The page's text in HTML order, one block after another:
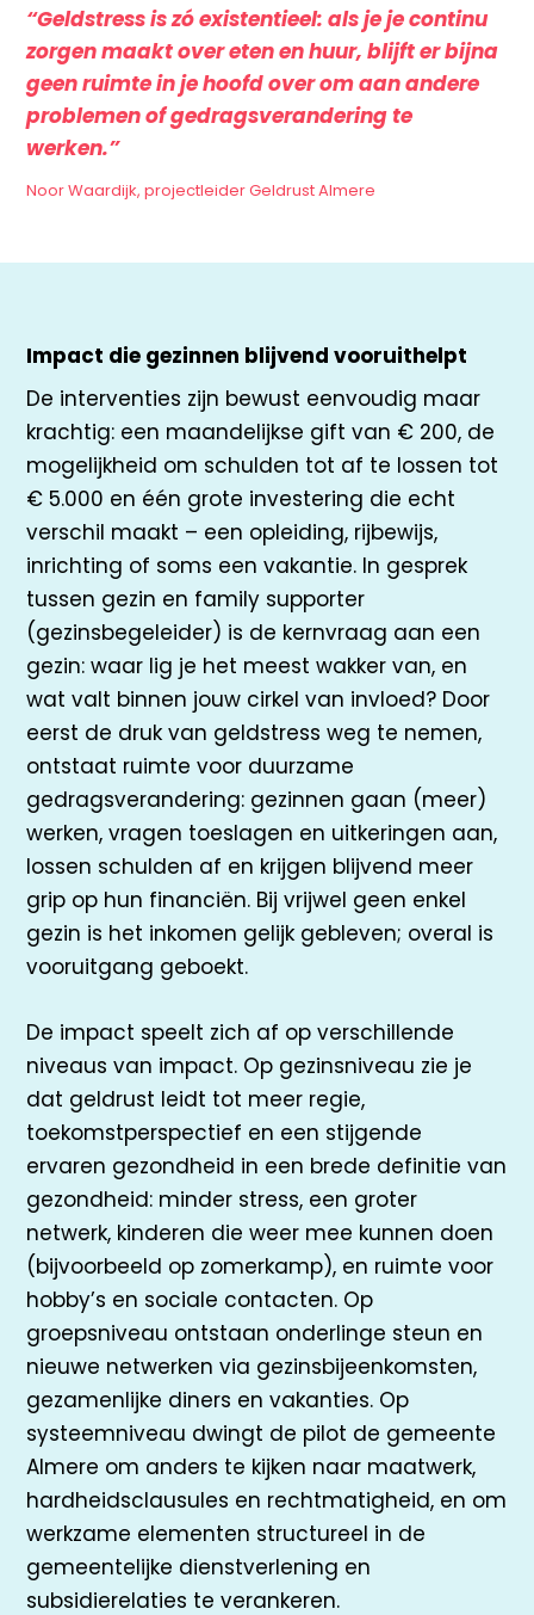
“Geldstress is zó existentieel: als je je continu
zorgen maakt over eten en huur, blijft er bijna
geen ruimte in je hoofd over om aan andere
problemen of gedragsverandering te
werken.”
Noor Waardijk, projectleider Geldrust Almere
Impact die gezinnen blijvend vooruithelpt
De interventies zijn bewust eenvoudig maar
krachtig: een maandelijkse gift van € 200, de
mogelijkheid om schulden tot af te lossen tot
€ 5.000 en één grote investering die echt
verschil maakt – een opleiding, rijbewijs,
inrichting of soms een vakantie. In gesprek
tussen gezin en family supporter
(gezinsbegeleider) is de kernvraag aan een
gezin: waar lig je het meest wakker van, en
wat valt binnen jouw cirkel van invloed? Door
eerst de druk van geldstress weg te nemen,
ontstaat ruimte voor duurzame
gedragsverandering: gezinnen gaan (meer)
werken, vragen toeslagen en uitkeringen aan,
lossen schulden af en krijgen blijvend meer
grip op hun financiën. Bij vrijwel geen enkel
gezin is het inkomen gelijk gebleven; overal is
vooruitgang geboekt.
De impact speelt zich af op verschillende
niveaus van impact. Op gezinsniveau zie je
dat geldrust leidt tot meer regie,
toekomstperspectief en een stijgende
ervaren gezondheid in een brede definitie van
gezondheid: minder stress, een groter
netwerk, kinderen die weer mee kunnen doen
(bijvoorbeeld op zomerkamp), en ruimte voor
hobby’s en sociale contacten. Op
groepsniveau ontstaan onderlinge steun en
nieuwe netwerken via gezinsbijeenkomsten,
gezamenlijke diners en vakanties. Op
systeemniveau dwingt de pilot de gemeente
Almere om anders te kijken naar maatwerk,
hardheidsclausules en rechtmatigheid, en om
werkzame elementen structureel in de
gemeentelijke dienstverlening en
subsidierelaties te verankeren.